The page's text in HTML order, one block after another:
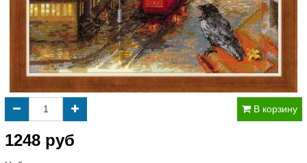
В корзину
1248 руб